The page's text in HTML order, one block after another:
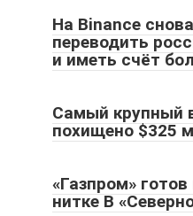
На Binance
переводить
и иметь счёт
Самый крупный
похищено $325
«Газпром»
нитке В